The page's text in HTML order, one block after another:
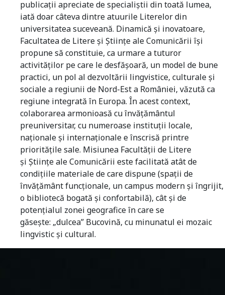
publicaţii apreciate de specialiştii din toată lumea,
iată doar câteva dintre atuurile Literelor din
universitatea suceveană. Dinamică şi inovatoare,
Facultatea de Litere şi Ştiinţe ale Comunicării îşi
propune să constituie, ca urmare a tuturor
activităţilor pe care le desfăşoară, un model de bune
practici, un pol al dezvoltării lingvistice, culturale şi
sociale a regiunii de Nord-Est a României, văzută ca
regiune integrată în Europa. În acest context,
colaborarea armonioasă cu învăţământul
preuniversitar, cu numeroase instituţii locale,
naţionale şi internaţionale e înscrisă printre
priorităţile sale. Misiunea Facultăţii de Litere
şi Ştiinţe ale Comunicării este facilitată atât de
condiţiile materiale de care dispune (spaţii de
învăţământ funcţionale, un campus modern şi îngrijit,
o bibliotecă bogată şi confortabilă), cât şi de
potenţialul zonei geografice în care se
găseşte: „dulcea” Bucovină, cu minunatul ei mozaic
lingvistic şi cultural.